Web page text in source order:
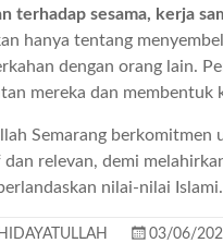
terhadap sesama, kerja
hanya tentang
dengan orang lain.
mereka dan membentuk
Semarang berkomitmen
relevan, demi
nilai-nilai Islami.
03/06/